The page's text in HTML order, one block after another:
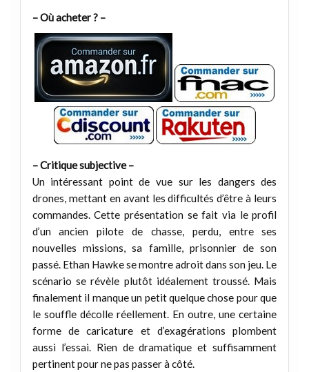
– Où acheter ? –
– Critique subjective –
Un intéressant point de vue sur les dangers des
drones, mettant en avant les difficultés d’être à leurs
commandes. Cette présentation se fait via le profil
d’un ancien pilote de chasse, perdu, entre ses
nouvelles missions, sa famille, prisonnier de son
passé. Ethan Hawke se montre adroit dans son jeu. Le
scénario se révèle plutôt idéalement troussé. Mais
finalement il manque un petit quelque chose pour que
le souffle décolle réellement. En outre, une certaine
forme de caricature et d’exagérations plombent
aussi l’essai. Rien de dramatique et suffisamment
pertinent pour ne pas passer à côté.